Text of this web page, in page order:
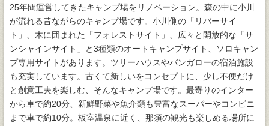
25年間運営してきたキャンプ場をリノベーション。森の中に小川
が流れる昔ながらのキャンプ場です。小川側の「リバーサイ
ト」、木に囲まれた「フォレストサイト」、広々と開放的な「サ
ンシャインサイト」と3種類のオートキャンプサイト、ソロキャン
プ専用サイトがあります。ツリーハウスやバンガローの宿泊施設
も充実しています。古くて新しいをコンセプトに、少し不便だけ
と創意工夫を楽しむ、そんなキャンプ場です。最寄りのインター
から車で約20分、新鮮野菜や魚介類も豊富なスーパーやコンビニ
まで車で約10分。板室温泉に近く、那須の観光も楽しめる場所に